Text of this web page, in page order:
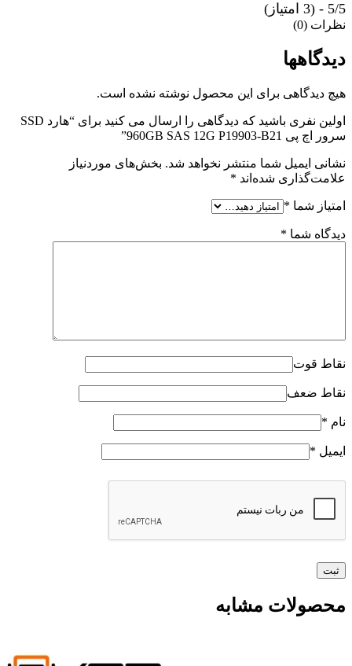
5/5 - (3 امتیاز)
نظرات (0)
دیدگاهها
هیچ دیدگاهی برای این محصول نوشته نشده است.
اولین نفری باشید که دیدگاهی را ارسال می کنید برای “هارد SSD
سرور اچ پی 960GB SAS 12G P19903-B21”
نشانی ایمیل شما منتشر نخواهد شد. بخش‌های موردنیاز
علامت‌گذاری شده‌اند *
امتیاز شما *
دیدگاه شما *
نقاط قوت
نقاط ضعف
نام *
ایمیل *
محصولات مشابه